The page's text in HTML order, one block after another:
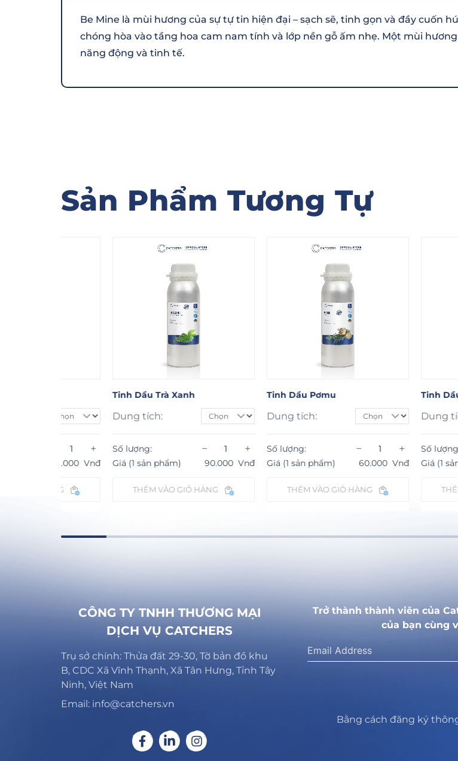
Be Mine là mùi hương của sự tự tin hiện đại – sạch sẽ, tinh gọn và đầy cuốn
chóng hòa vào tầng hoa cam nam tính và lớp nền gỗ ấm nhẹ. Một mùi
năng động và tinh tế.
Sản Phẩm Tương Tự
Tinh Dầu Trà Xanh
Dung tích:
Số lượng: −
Giá (1 sản phẩm) 90.000
THÊM VÀO GIỎ HÀNG
Tinh Dầu Pơmu
Dung tích:
Số lượng: −
Giá (1 sản phẩm) 60.000
THÊM VÀO GIỎ HÀNG
Tinh Dầu Hoa
Dung tích:
Số lượng:
Giá (1 sản phẩm)
THÊM VÀO GIỎ
CÔNG TY TNHH THƯƠNG MẠI
DỊCH VỤ CATCHERS
Trụ sở chính: Thửa đất 29-30, Tờ bản đồ khu
B, CDC Xã Vĩnh Thạnh, Xã Tân Hưng, Tỉnh Tây
Ninh, Việt Nam
Email: info@catchers.vn
Trở thành thành viên của
của bạn cùng
Bằng cách đăng ký